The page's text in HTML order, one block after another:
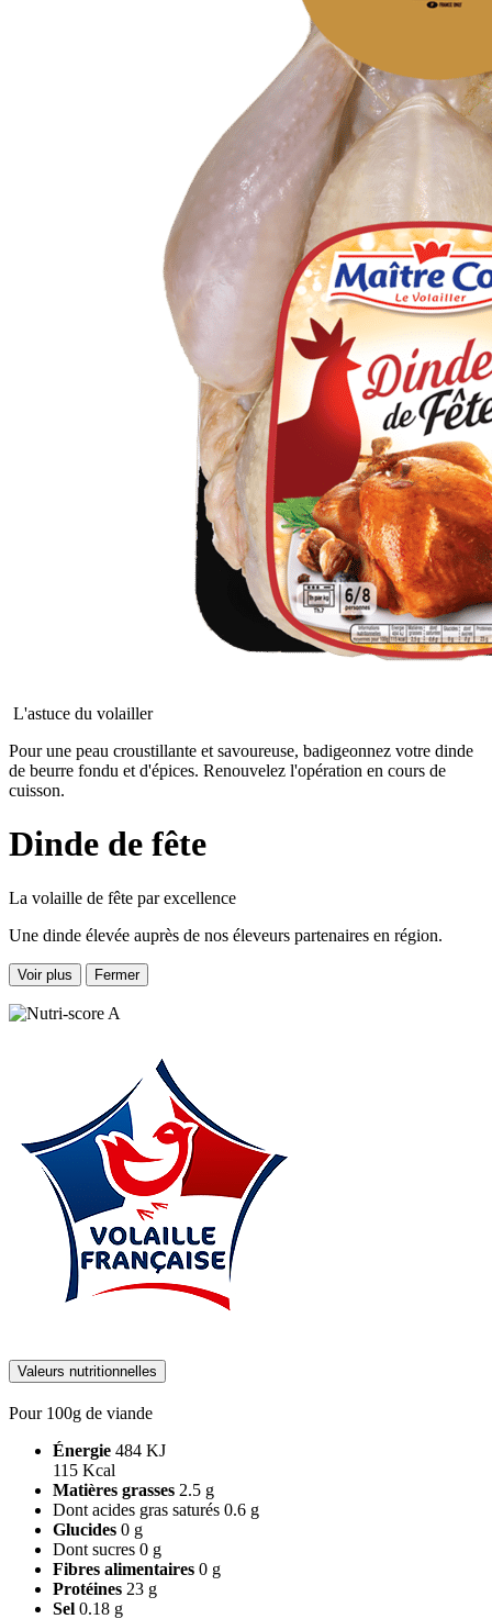
L'astuce du volailler
Pour une peau croustillante et savoureuse, badigeonnez votre dinde
de beurre fondu et d'épices. Renouvelez l'opération en cours de
cuisson.
Dinde de fête
La volaille de fête par excellence
Une dinde élevée auprès de nos éleveurs partenaires en région.
Voir plus Fermer
Valeurs nutritionnelles
Pour 100g de viande
Énergie 484 KJ
115 Kcal
Matières grasses 2.5 g
Dont acides gras saturés 0.6 g
Glucides 0 g
Dont sucres 0 g
Fibres alimentaires 0 g
Protéines 23 g
Sel 0.18 g